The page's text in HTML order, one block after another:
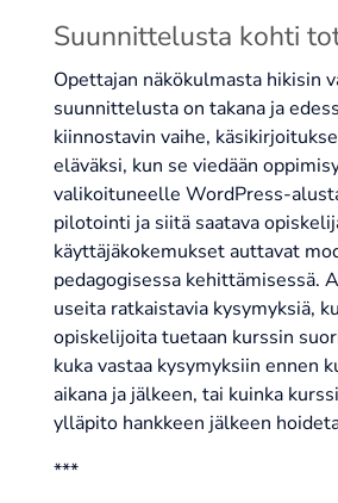
Suunnittelusta kohti
Opettajan näkökulmasta hikisin
suunnittelusta on takana ja
kiinnostavin vaihe,
eläväksi, kun se viedään
valikoituneelle WordPress-
pilotointi ja siitä saatava
käyttäjäkokemukset auttavat
pedagogisessa kehittämisessä.
useita ratkaistavia kysymyksiä,
opiskelijoita tuetaan kurssin
kuka vastaa kysymyksiin ennen
aikana ja jälkeen, tai kuinka
ylläpito hankkeen jälkeen
***